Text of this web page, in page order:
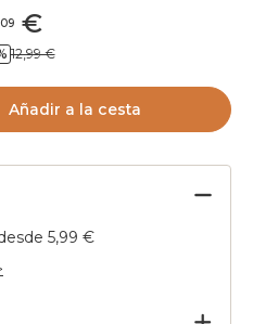
09 €
12,99 €
Añadir a la cesta
5,99 €